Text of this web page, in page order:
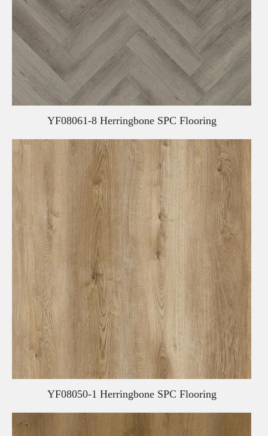
YF08061-8 Herringbone SPC Flooring
YF08050-1 Herringbone SPC Flooring